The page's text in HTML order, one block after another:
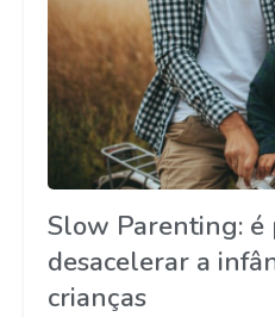
Slow Parenting: é
desacelerar a
crianças